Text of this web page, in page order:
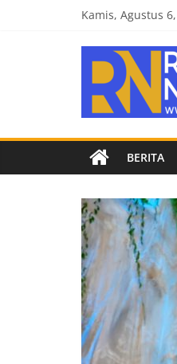
Kamis, Agustus
Berita
terpercaya
netral
BERITA